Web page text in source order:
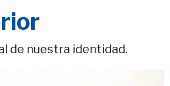
de nuestra identidad.